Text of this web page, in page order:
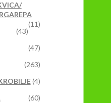
(11)
(43)
(47)
(263)
(4)
(60)